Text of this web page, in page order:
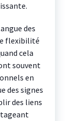
des
flexibilité
cela
souvent
en
des signes
des liens